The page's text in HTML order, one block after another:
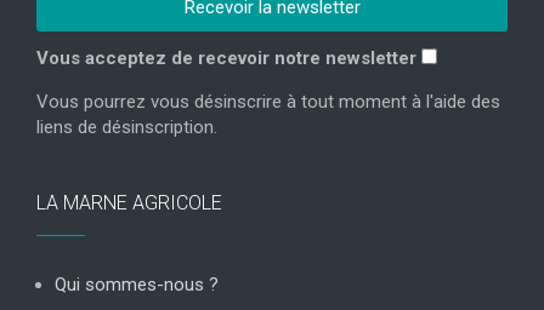
Vous acceptez de recevoir notre newsletter
Vous pourrez vous désinscrire à tout moment à l'aide des
liens de désinscription.
LA MARNE AGRICOLE
Qui sommes-nous ?